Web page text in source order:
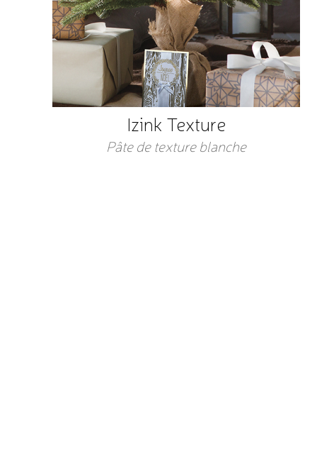
Izink Texture
Pâte de texture blanche